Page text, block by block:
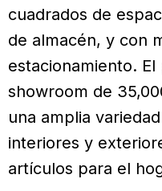
cuadrados de
de almacén, y con
estacionamiento.
showroom de
una amplia
interiores y
artículos para el